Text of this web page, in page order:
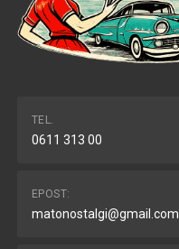
TEL.
0611 313 00
EPOST:
matonostalgi@gmail.com